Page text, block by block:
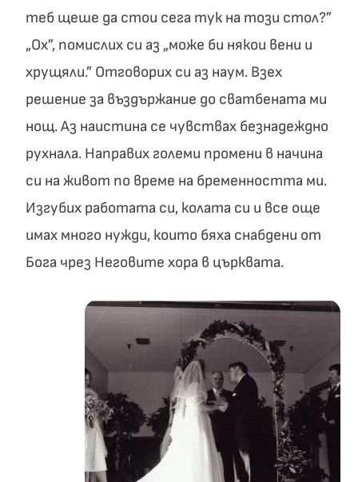
теб щеше да стои сега тук на този стол?”
„Ох”, помислих си аз „може би някои вени и
хрущяли.” Отговорих си аз наум. Взех
решение за въздържание до сватбената ми
нощ. Аз наистина се чувствах безнадеждно
рухнала. Направих големи промени в начина
си на живот по време на бременността ми.
Изгубих работата си, колата си и все още
имах много нужди, които бяха снабдени от
Бога чрез Неговите хора в църквата.